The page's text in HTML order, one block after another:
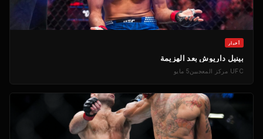
أخبار
بينيل داريوش بعد الهزيمة
UFC مركز المعجبين5 مايو